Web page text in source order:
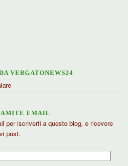
VERGATONEWS24
EMAIL
per iscriverti a questo blog, e ricevere
post.